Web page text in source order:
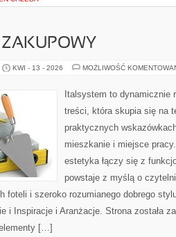
KWI - 13 - 2026 MOŻLIWOŚĆ
Italsystem to dynamicznie
treści, która skupia się na
praktycznych
mieszkanie i miejsce
estetyka łączy się z
powstaje z myślą o
foteli i szeroko rozumianego dobrego
i Inspiracje i Aranżacje. Strona została
[…]